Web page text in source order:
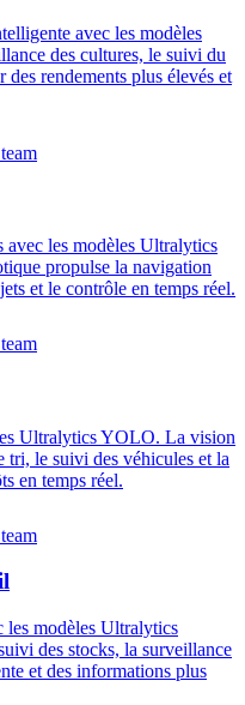
avec les modèles
des cultures, le suivi du
rendements plus élevés et
avec les modèles Ultralytics
propulse la navigation
et le contrôle en temps réel.
Ultralytics YOLO. La vision
tri, le suivi des véhicules et la
en temps réel.
les modèles Ultralytics
des stocks, la surveillance
et des informations plus